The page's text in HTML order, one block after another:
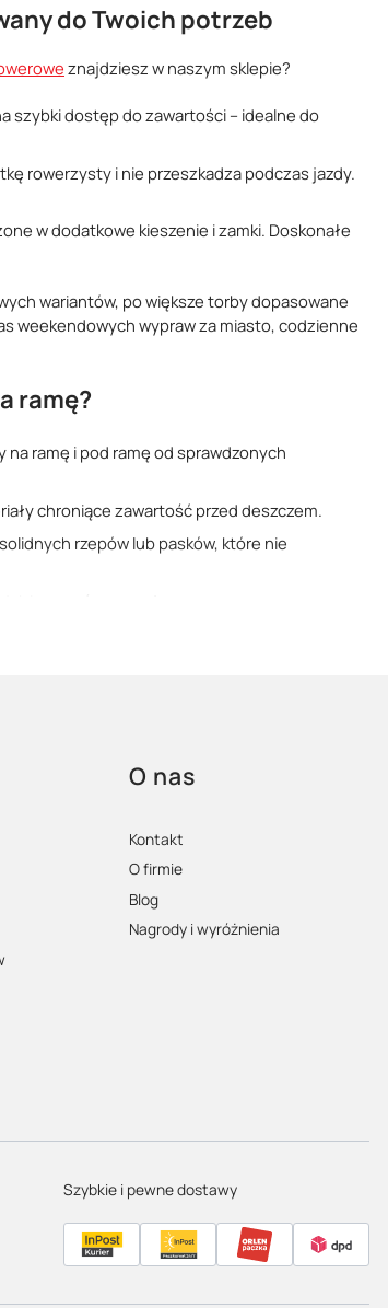
do Twoich potrzeb
znajdziesz w naszym sklepie?
szybki dostęp do zawartości – idealne do
rowerzysty i nie przeszkadza podczas jazdy.
w dodatkowe kieszenie i zamki. Doskonałe
wariantów, po większe torby dopasowane
weekendowych wypraw za miasto, codzienne
ramę?
ramę i pod ramę od sprawdzonych
chroniące zawartość przed deszczem.
rzepów lub pasków, które nie
i
i większe torby na dłuższe wyprawy.
ulicach, czy preferujesz
O nas
Kontakt
O firmie
Blog
Nagrody i wyróżnienia
Szybkie i pewne dostawy